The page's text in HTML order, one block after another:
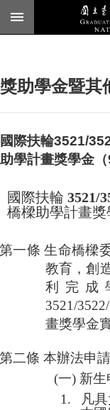
跳到主要內容區塊
臺
頁
English
告
獎助學金暨其
國際扶輪3521/
助學計畫獎學金（
國際扶輪 3521/
橋樑助學計畫
第一條 生命橋樑
教育，創
利完成
3521/
畫獎學金
第二條 本辦法申
(一) 新生
1.
凡